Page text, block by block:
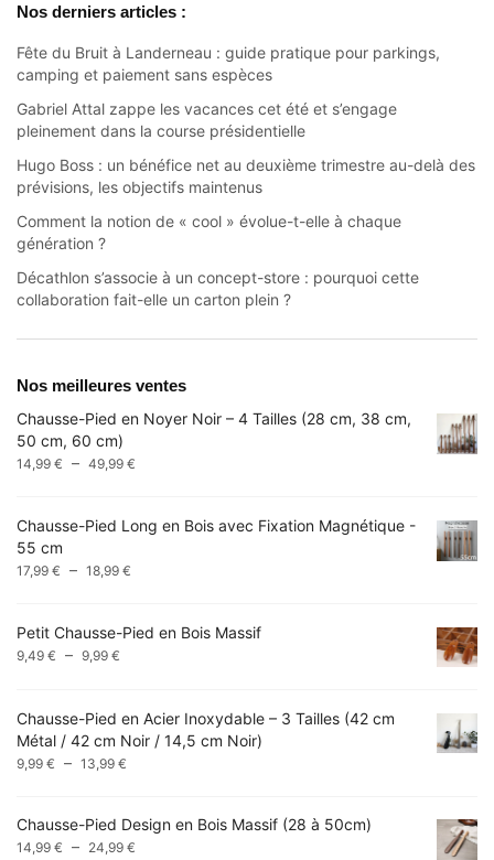
Nos derniers articles :
Fête du Bruit à Landerneau : guide pratique pour parkings,
camping et paiement sans espèces
Gabriel Attal zappe les vacances cet été et s’engage
pleinement dans la course présidentielle
Hugo Boss : un bénéfice net au deuxième trimestre au-delà des
prévisions, les objectifs maintenus
Comment la notion de « cool » évolue-t-elle à chaque
génération ?
Décathlon s’associe à un concept-store : pourquoi cette
collaboration fait-elle un carton plein ?
Nos meilleures ventes
Chausse-Pied en Noyer Noir – 4 Tailles (28 cm, 38 cm,
50 cm, 60 cm)
14,99 € – 49,99 €
14,99 €
Chausse-Pied Long en Bois avec Fixation Magnétique -
55 cm
17,99 € – 18,99 €
17,99 €
Petit Chausse-Pied en Bois Massif
9,49 € – 9,99 €
9,49 €
à
9,99 €
Chausse-Pied en Acier Inoxydable – 3 Tailles (42 cm
Métal / 42 cm Noir / 14,5 cm Noir)
9,99 € – 13,99 €
9,99 €
à
Chausse-Pied Design en Bois Massif (28 à 50cm)
14,99 € – 24,99 €